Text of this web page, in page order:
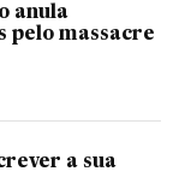
anula
pelo massacre
a sua